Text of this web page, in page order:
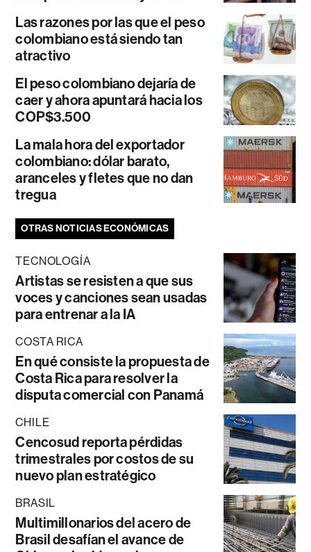
Las razones por las que el peso
colombiano está siendo tan
atractivo
El peso colombiano dejaría de
caer y ahora apuntará hacia los
COP$3.500
La mala hora del exportador
colombiano: dólar barato,
aranceles y fletes que no dan
tregua
OTRAS NOTICIAS ECONÓMICAS
TECNOLOGÍA
Artistas se resisten a que sus
voces y canciones sean usadas
para entrenar a la IA
COSTA RICA
En qué consiste la propuesta de
Costa Rica para resolver la
disputa comercial con Panamá
CHILE
Cencosud reporta pérdidas
trimestrales por costos de su
nuevo plan estratégico
BRASIL
Multimillonarios del acero de
Brasil desafían el avance de